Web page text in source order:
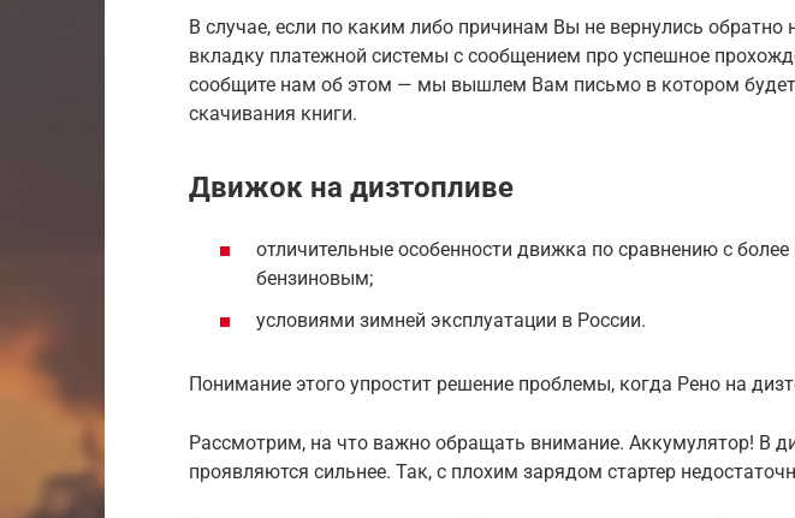
В случае, если по каким либо причинам Вы не вернулись обратно
вкладку платежной системы с сообщением про успешное
сообщите нам об этом — мы вышлем Вам письмо в котором будет
скачивания книги.
Движок на дизтопливе
отличительные особенности движка по сравнению с
бензиновым;
условиями зимней эксплуатации в России.
Понимание этого упростит решение проблемы, когда Рено на
Рассмотрим, на что важно обращать внимание. Аккумулятор! В
проявляются сильнее. Так, с плохим зарядом стартер